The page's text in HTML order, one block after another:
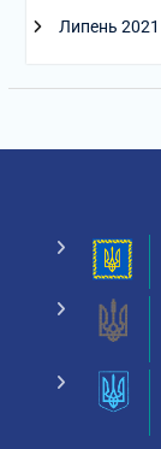
Липень 2021